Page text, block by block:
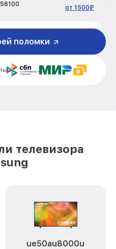
от 1500₽
от 1600₽
от 2100₽
поломки
телевизора
ue50au8000u